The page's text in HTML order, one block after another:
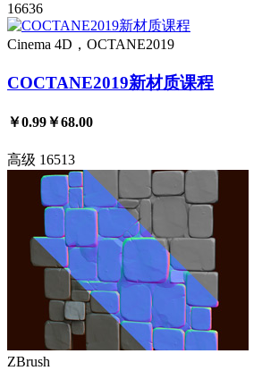
16636
Cinema 4D，OCTANE2019
COCTANE2019新材质课程
￥0.99￥68.00
高级 16513
ZBrush